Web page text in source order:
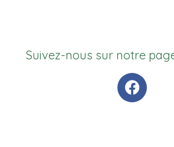
Suivez-nous sur notre